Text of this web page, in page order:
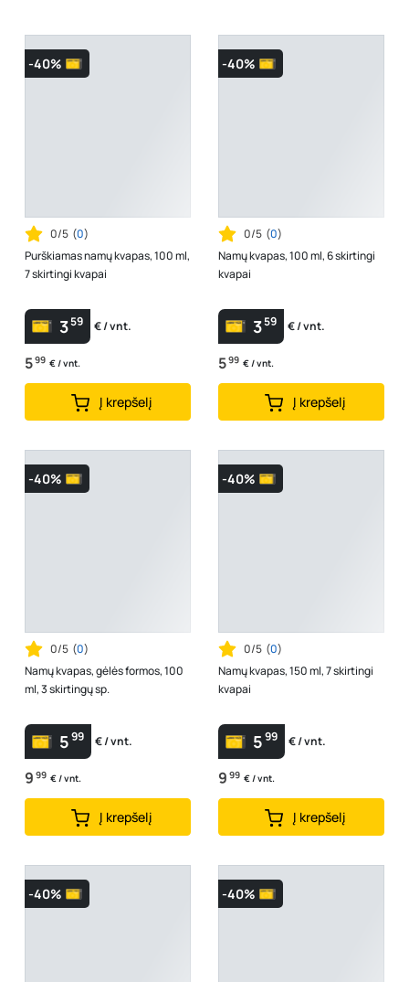
-40%
0/5 (0)
Purškiamas namų kvapas, 100 ml,
7 skirtingi kvapai
359 € / vnt.
599 € / vnt.
Į krepšelį
-40%
0/5 (0)
Namų kvapas, 100 ml, 6 skirtingi
kvapai
359 € / vnt.
599 € / vnt.
Į krepšelį
-40%
0/5 (0)
Namų kvapas, gėlės formos, 100
ml, 3 skirtingų sp.
599 € / vnt.
9 99 € / vnt.
Į krepšelį
-40%
0/5 (0)
Namų kvapas, 150 ml, 7 skirtingi
kvapai
599 € / vnt.
9 99 € / vnt.
Į krepšelį
-40% -40%